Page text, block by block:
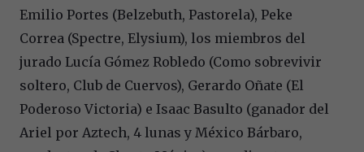
Emilio Portes (Belzebuth, Pastorela), Peke
Correa (Spectre, Elysium), los miembros del
jurado Lucía Gómez Robledo (Como sobrevivir
soltero, Club de Cuervos), Gerardo Oñate (El
Poderoso Victoria) e Isaac Basulto (ganador del
Ariel por Aztech, 4 lunas y México Bárbaro,